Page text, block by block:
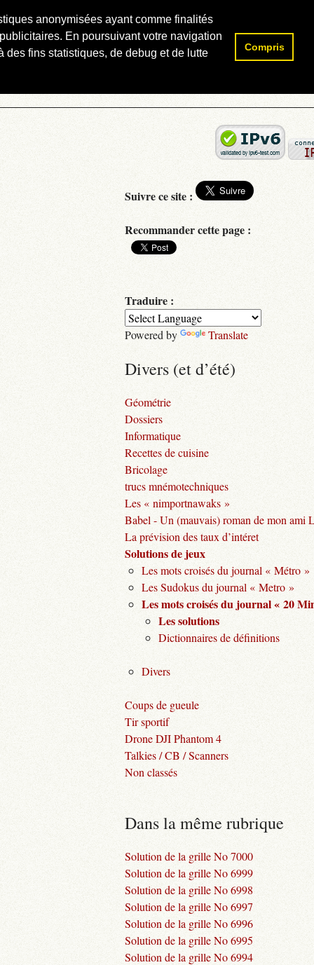
anonymisées ayant comme finalités
En poursuivant votre navigation
des fins statistiques, de debug et de lutte
Compris
Rechercher :
Suivre ce site :
Recommander cette page :
Traduire :
Powered by Translate
Divers (et d’été)
Géométrie
Dossiers
Informatique
Recettes de cuisine
Bricolage
trucs mnémotechniques
Les « nimportnawaks »
Babel - Un (mauvais) roman de mon ami
La prévision des taux d’intéret
Solutions de jeux
Les mots croisés du journal « Métro »
Les Sudokus du journal « Metro »
Les mots croisés du journal « 20
Les solutions
Dictionnaires de définitions
Divers
Coups de gueule
Tir sportif
Drone DJI Phantom 4
Talkies / CB / Scanners
Non classés
Dans la même rubrique
Solution de la grille No 7000
Solution de la grille No 6999
Solution de la grille No 6998
Solution de la grille No 6997
Solution de la grille No 6996
Solution de la grille No 6995
Solution de la grille No 6994